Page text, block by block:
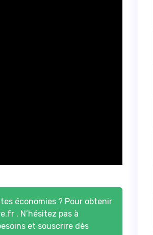
économies ? Pour obtenir
. N’hésitez pas à
et souscrire dès